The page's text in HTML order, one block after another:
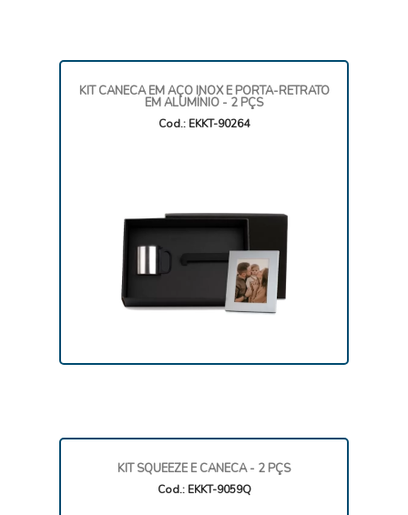
KIT CANECA EM AÇO INOX E PORTA-RETRATO
EM ALUMÍNIO - 2 PÇS
Cod.: EKKT-90264
KIT SQUEEZE E CANECA - 2 PÇS
Cod.: EKKT-9059Q